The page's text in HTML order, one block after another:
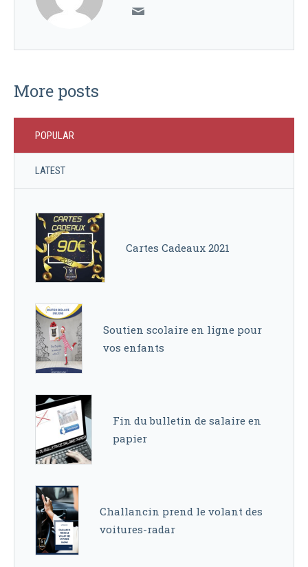
More posts
POPULAR
LATEST
Cartes Cadeaux 2021
Soutien scolaire en ligne pour
vos enfants
Fin du bulletin de salaire en
papier
Challancin prend le volant des
voitures-radar